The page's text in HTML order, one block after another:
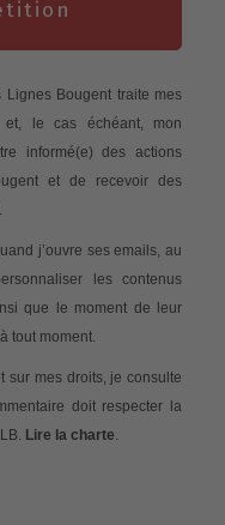
Lignes Bougent traite mes
le cas échéant, mon
informé(e) des actions
et de recevoir des
j’ouvre ses emails, au
les contenus
que le moment de leur
tout moment.
sur mes droits, je consulte
doit respecter la
Lire la charte.